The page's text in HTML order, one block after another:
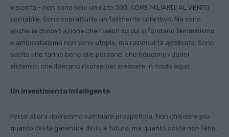
e siccità – non sono solo un dato 300, COME MILIARDI AL VENTO
contabile. Sono soprattutto un fallimento collettivo. Ma sono
anche la dimostrazione che i valori su cui si fondano femminismo
e ambientalismo non sono utopie, ma razionalità applicata. Sono
scelte che fanno bene alle persone, che riducono i danni
sistemici, che liberano risorse per crescere in modo equo.
Un investimento intelligente
Forse allora dovremmo cambiare prospettiva. Non chiedere più
quanto costa garantire diritti e futuro, ma quanto costa non farlo.